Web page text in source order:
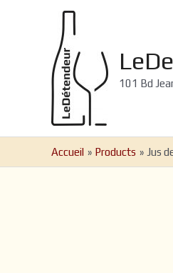
101 Bd
Accueil Products Jus